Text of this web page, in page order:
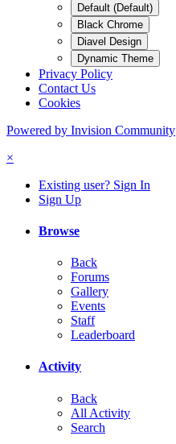
Default (Default)
Black Chrome
Diavel Design
Dynamic Theme
Privacy Policy
Contact Us
Cookies
Powered by Invision Community
×
Existing user? Sign In
Sign Up
Browse
Back
Forums
Gallery
Events
Staff
Leaderboard
Activity
Back
All Activity
Search